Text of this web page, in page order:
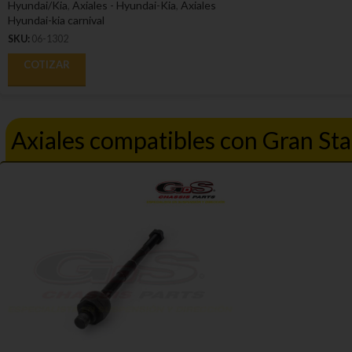
Hyundai/Kia Axiales - Hyundai-Kia Axiales
Hyundai-kia carnival
SKU: 06-1302
COTIZAR
Axiales compatibles con Gran